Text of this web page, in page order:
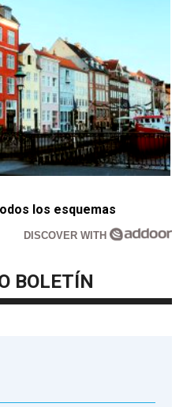
los esquemas
DISCOVER WITH
BOLETÍN